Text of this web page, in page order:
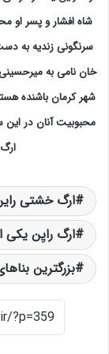
شاه افشار و پسر او
سرنگونی زندیه به
خان نامی به
شهر کرمان باشنده
محبوبیت آنان در این
ارگ خشتی
ارگ رایِن یکی
بزرگترین